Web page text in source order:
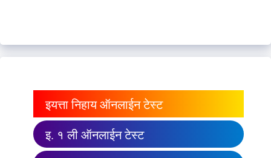
इयत्ता निहाय ऑनलाईन टेस्ट
इ. १ ली ऑनलाईन टेस्ट